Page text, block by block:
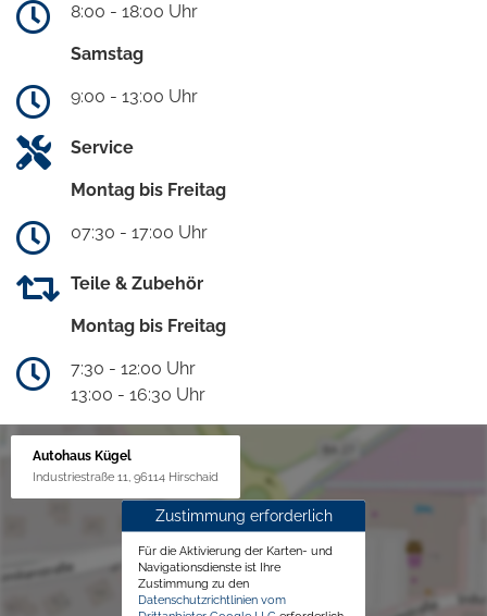
8:00 - 18:00 Uhr
Samstag
9:00 - 13:00 Uhr
Service
Montag bis Freitag
07:30 - 17:00 Uhr
Teile & Zubehör
Montag bis Freitag
7:30 - 12:00 Uhr
13:00 - 16:30 Uhr
Autohaus Kügel
Industriestraße 11, 96114 Hirschaid
Zustimmung erforderlich
Für die Aktivierung der Karten- und
Navigationsdienste ist Ihre
Zustimmung zu den
Datenschutzrichtlinien vom